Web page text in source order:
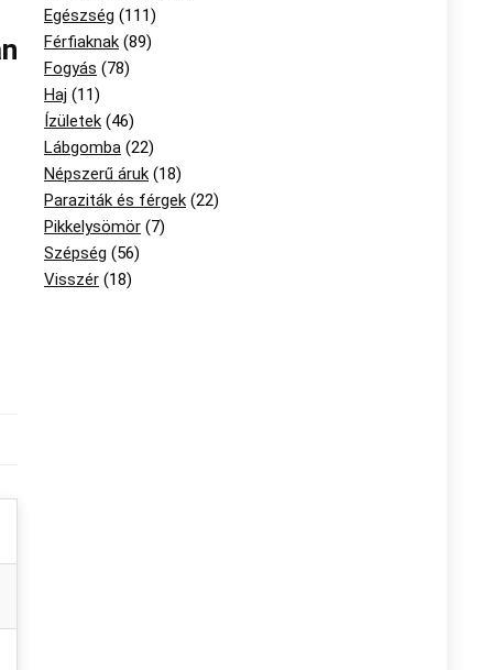
Egészség (111)
Férfiaknak (89)
Fogyás (78)
Haj (11)
Ízületek (46)
Lábgomba (22)
Népszerű áruk (18)
Paraziták és férgek (22)
Pikkelysömör (7)
Szépség (56)
Visszér (18)